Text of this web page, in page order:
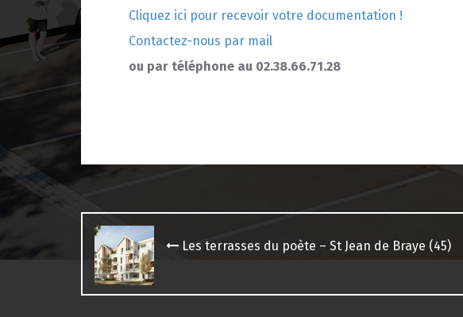
Cliquez ici pour recevoir votre documentation !
Contactez-nous par mail
ou par téléphone au 02.38.66.71.28
Navigation
des
articles
Les terrasses du poète – St Jean de Braye (45)